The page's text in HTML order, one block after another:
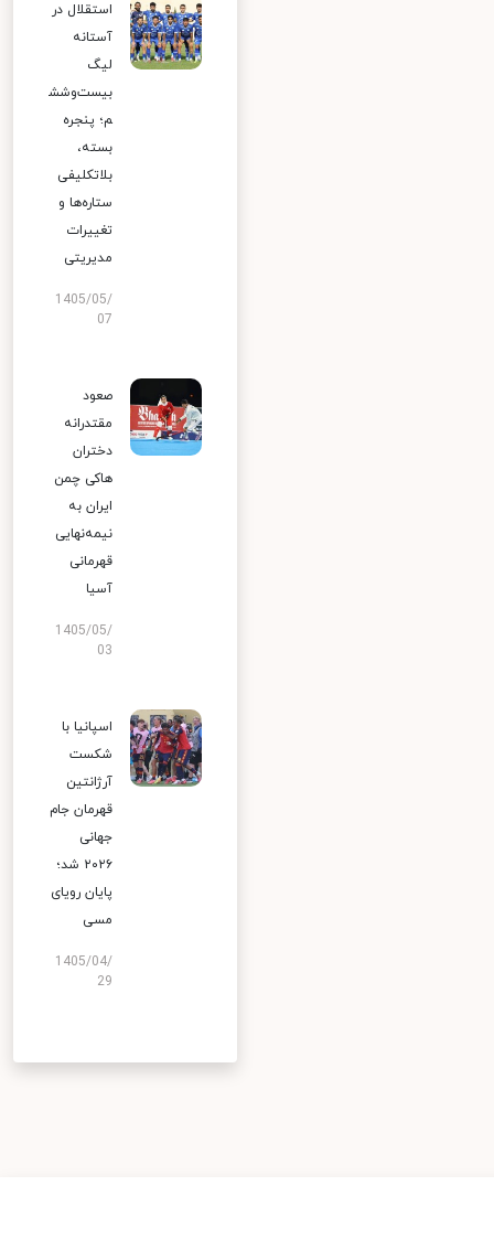
استقلال در
آستانه
لیگ
بیست‌وشش
م؛ پنجره
بسته،
بلاتکلیفی
ستاره‌ها و
تغییرات
مدیریتی
1405/05/
07
صعود
مقتدرانه
دختران
هاکی چمن
ایران به
نیمه‌نهایی
قهرمانی
آسیا
1405/05/
03
اسپانیا با
شکست
آرژانتین
قهرمان جام
جهانی
۲۰۲۶ شد؛
پایان رویای
مسی
1405/04/
29